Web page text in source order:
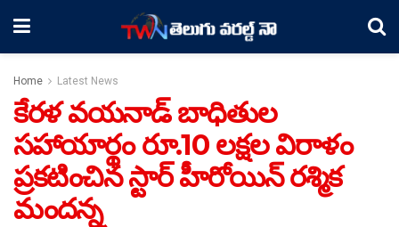
Home Latest News
కేరళ వయనాడ్ బాధితుల
సహాయార్థం రూ.10 లక్షల విరాళం
ప్రకటించిన స్టార్ హీరోయిన్ రశ్మిక
మందన్న